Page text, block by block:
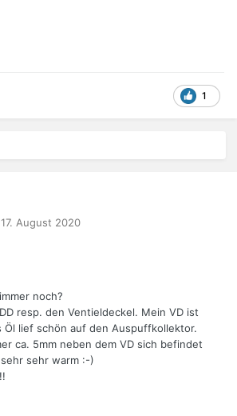
1
17. August 2020
noch?
resp. den Ventieldeckel. Mein VD ist
Öl lief schön auf den Auspuffkollektor.
ca. 5mm neben dem VD sich befindet
sehr warm :-)